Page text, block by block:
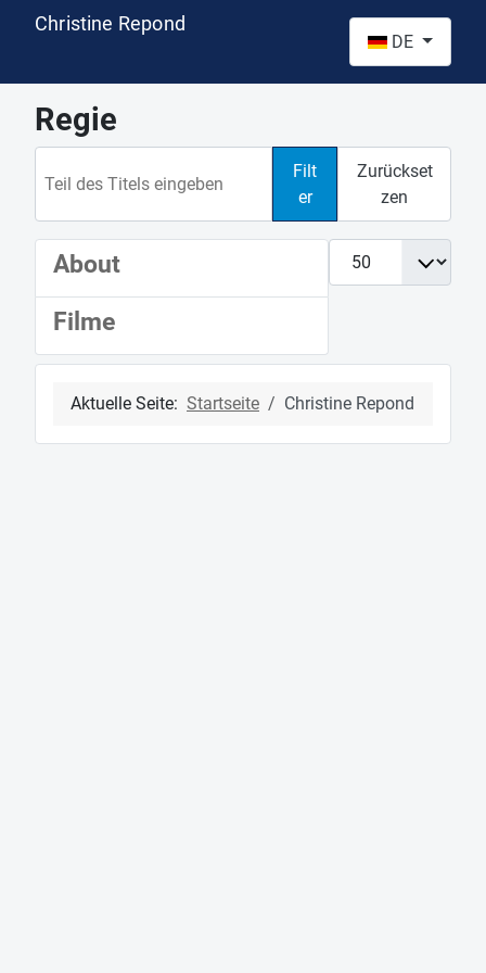
Christine Repond
DE
Regie
Filt
er
Zurückset
zen
Anzeige #
About
Filme
Aktuelle Seite: Startseite Christine Repond